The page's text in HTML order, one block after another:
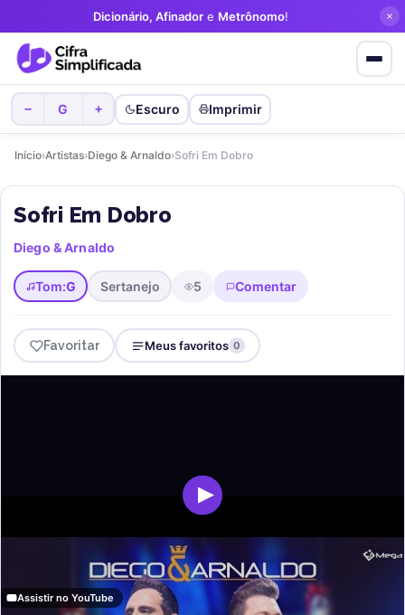
Dicionário, Afinador e Metrônomo!
− G + Escuro Imprimir
Início›Artistas›Diego & Arnaldo›Sofri Em Dobro
Sofri Em Dobro
Diego & Arnaldo
Tom:G Sertanejo 5 Comentar
Favoritar Meus favoritos 0
Assistir no YouTube